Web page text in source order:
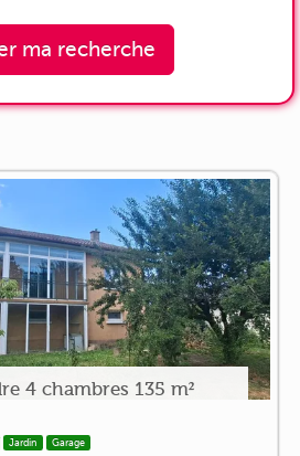
ma recherche
4 chambres 135 m²
Jardin Garage